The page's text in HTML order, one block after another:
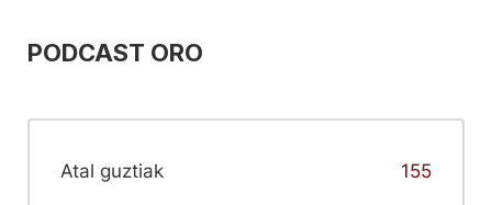
PODCAST ORO
Atal guztiak 155